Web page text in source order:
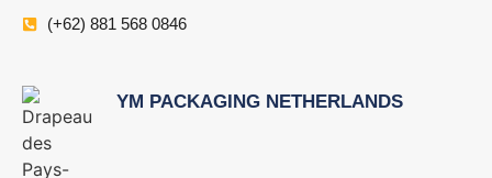
(+62) 881 568 0846
YM PACKAGING NETHERLANDS